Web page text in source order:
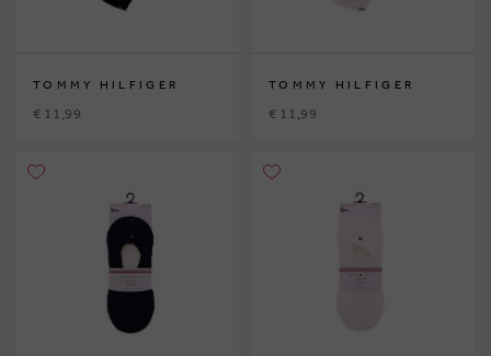
TOMMY HILFIGER
€ 11,99
TOMMY HILFIGER
€ 11,99